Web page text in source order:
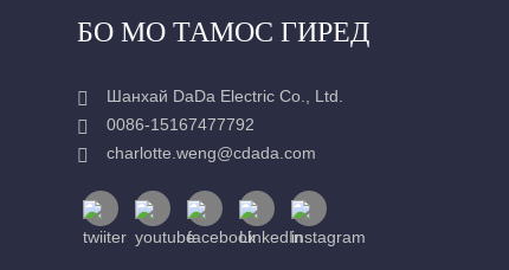
БО МО ТАМОС ГИРЕД
Шанхай DaDa Electric Co., Ltd.
0086-15167477792
charlotte.weng@cdada.com